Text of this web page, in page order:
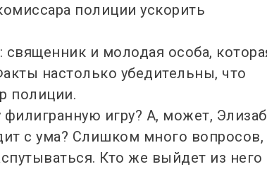
полиции ускорить
и молодая особа,
настолько убедительны, что
полиции.
игру? А, может,
с ума? Слишком много вопросов,
Кто же выйдет из него